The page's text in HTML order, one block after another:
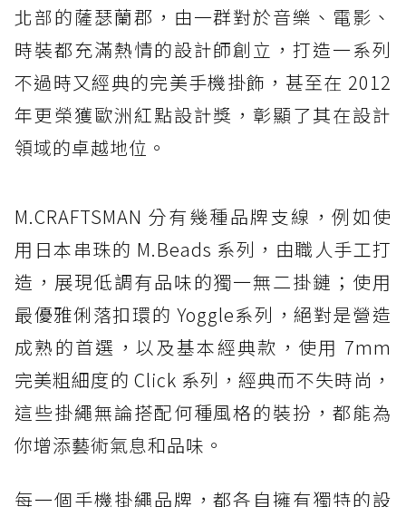
北部的薩瑟蘭郡，由一群對於音樂、電影、
時裝都充滿熱情的設計師創立，打造一系列
不過時又經典的完美手機掛飾，甚至在 2012
年更榮獲歐洲紅點設計獎，彰顯了其在設計
領域的卓越地位。
M.CRAFTSMAN 分有幾種品牌支線，例如使
用日本串珠的 M.Beads 系列，由職人手工打
造，展現低調有品味的獨一無二掛鏈；使用
最優雅俐落扣環的 Yoggle系列，絕對是營造
成熟的首選，以及基本經典款，使用 7mm
完美粗細度的 Click 系列，經典而不失時尚，
這些掛繩無論搭配何種風格的裝扮，都能為
你增添藝術氣息和品味。
每一個手機掛繩品牌，都各自擁有獨特的設